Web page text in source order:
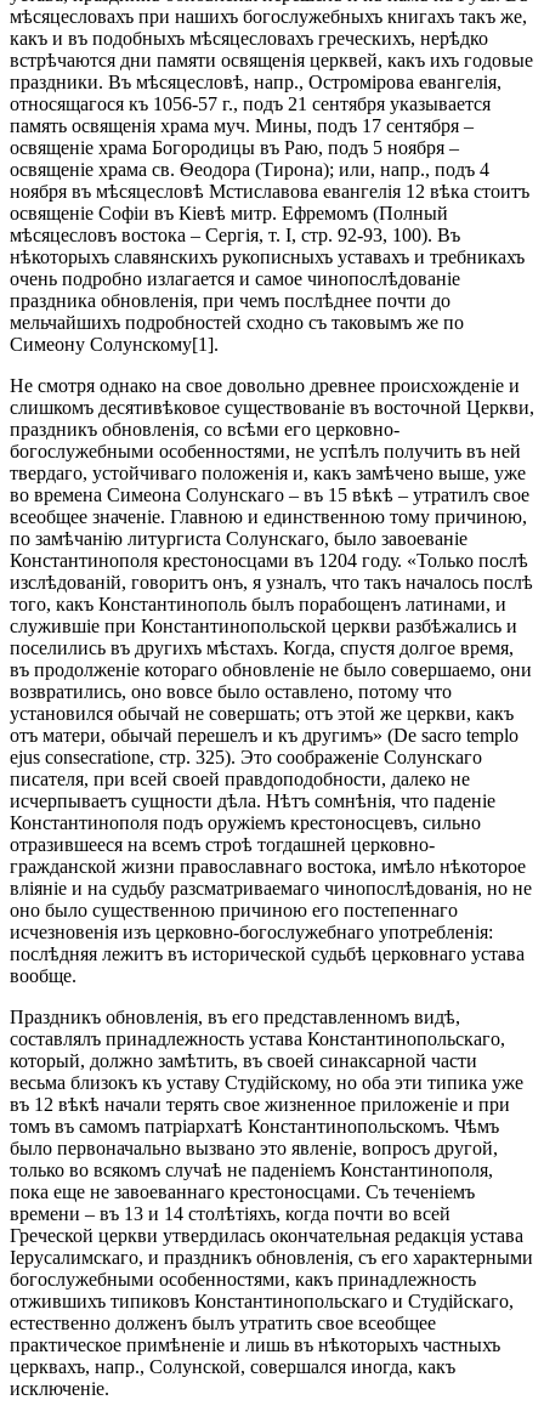
мѣсяцесловахъ при нашихъ богослужебныхъ книгахъ такъ же,
какъ и въ подобныхъ мѣсяцесловахъ греческихъ, нерѣдко
встрѣчаются дни памяти освященія церквей, какъ ихъ годовые
праздники. Въ мѣсяцесловѣ, напр., Остромірова евангелія,
относящагося къ 1056-57 г., подъ 21 сентября указывается
память освященія храма муч. Мины, подъ 17 сентября –
освященіе храма Богородицы въ Раю, подъ 5 ноября –
освященіе храма св. Ѳеодора (Тирона); или, напр., подъ 4
ноября въ мѣсяцесловѣ Мстиславова евангелія 12 вѣка стоитъ
освященіе Софіи въ Кіевѣ митр. Ефремомъ (Полный
мѣсяцесловъ востока – Сергія, т. I, стр. 92-93, 100). Въ
нѣкоторыхъ славянскихъ рукописныхъ уставахъ и требникахъ
очень подробно излагается и самое чинопослѣдованіе
праздника обновленія, при чемъ послѣднее почти до
мельчайшихъ подробностей сходно съ таковымъ же по
Симеону Солунскому[1].
Не смотря однако на свое довольно древнее происхожденіе и
слишкомъ десятивѣковое существованіе въ восточной Церкви,
праздникъ обновленія, со всѣми его церковно-
богослужебными особенностями, не успѣлъ получить въ ней
твердаго, устойчиваго положенія и, какъ замѣчено выше, уже
во времена Симеона Солунскаго – въ 15 вѣкѣ – утратилъ свое
всеобщее значеніе. Главною и единственною тому причиною,
по замѣчанію литургиста Солунскаго, было завоеваніе
Константинополя крестоносцами въ 1204 году. «Только послѣ
изслѣдованій, говоритъ онъ, я узналъ, что такъ началось послѣ
того, какъ Константинополь былъ порабощенъ латинами, и
служившіе при Константинопольской церкви разбѣжались и
поселились въ другихъ мѣстахъ. Когда, спустя долгое время,
въ продолженіе котораго обновленіе не было совершаемо, они
возвратились, оно вовсе было оставлено, потому что
установился обычай не совершать; отъ этой же церкви, какъ
отъ матери, обычай перешелъ и къ другимъ» (De sacro templo
ejus consecratione, стр. 325). Это соображеніе Солунскаго
писателя, при всей своей правдоподобности, далеко не
исчерпываетъ сущности дѣла. Нѣтъ сомнѣнія, что паденіе
Константинополя подъ оружіемъ крестоносцевъ, сильно
отразившееся на всемъ строѣ тогдашней церковно-
гражданской жизни православнаго востока, имѣло нѣкоторое
вліяніе и на судьбу разсматриваемаго чинопослѣдованія, но не
оно было существенною причиною его постепеннаго
исчезновенія изъ церковно-богослужебнаго употребленія:
послѣдняя лежитъ въ исторической судьбѣ церковнаго устава
вообще.
Праздникъ обновленія, въ его представленномъ видѣ,
составлялъ принадлежность устава Константинопольскаго,
который, должно замѣтить, въ своей синаксарной части
весьма близокъ къ уставу Студійскому, но оба эти типика уже
въ 12 вѣкѣ начали терять свое жизненное приложеніе и при
томъ въ самомъ патріархатѣ Константинопольскомъ. Чѣмъ
было первоначально вызвано это явленіе, вопросъ другой,
только во всякомъ случаѣ не паденіемъ Константинополя,
пока еще не завоеваннаго крестоносцами. Съ теченіемъ
времени – въ 13 и 14 столѣтіяхъ, когда почти во всей
Греческой церкви утвердилась окончательная редакція устава
Іерусалимскаго, и праздникъ обновленія, съ его характерными
богослужебными особенностями, какъ принадлежность
отжившихъ типиковъ Константинопольскаго и Студійскаго,
естественно долженъ былъ утратить свое всеобщее
практическое примѣненіе и лишь въ нѣкоторыхъ частныхъ
церквахъ, напр., Солунской, совершался иногда, какъ
исключеніе.